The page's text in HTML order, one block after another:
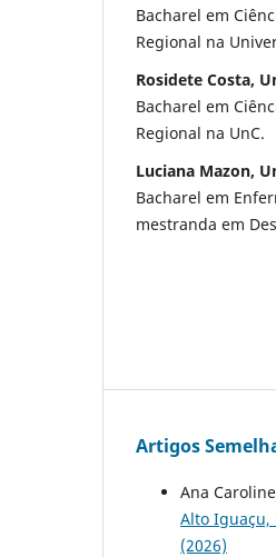
Bacharel em
Regional na
Rosidete Costa,
Bacharel em
Regional na UnC.
Luciana Mazon,
Bacharel em
mestranda em
Artigos
Ana
Alto Iguaçu,
(2026)